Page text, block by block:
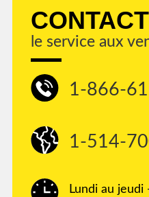
le service aux
1-866-
1-514-
Lundi au